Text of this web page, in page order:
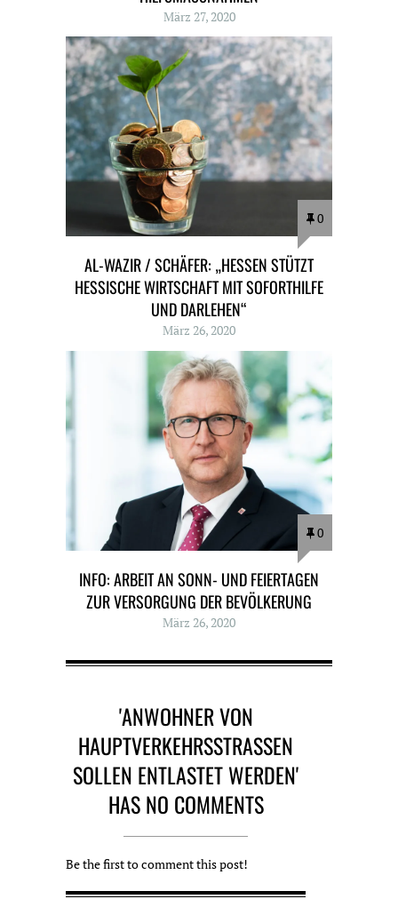
März 27, 2020
0
AL-WAZIR / SCHÄFER: „HESSEN STÜTZT
HESSISCHE WIRTSCHAFT MIT SOFORTHILFE
UND DARLEHEN“
März 26, 2020
0
INFO: ARBEIT AN SONN- UND FEIERTAGEN
ZUR VERSORGUNG DER BEVÖLKERUNG
März 26, 2020
'ANWOHNER VON
HAUPTVERKEHRSSTRASSEN S
OLLEN ENTLASTET WERDEN' H
AS NO COMMENTS
Be the first to comment this post!